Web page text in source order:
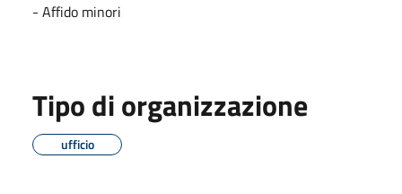
- Affido minori
Tipo di organizzazione
ufficio